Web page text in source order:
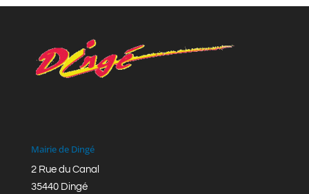
Mairie de Dingé
2 Rue du Canal
35440 Dingé